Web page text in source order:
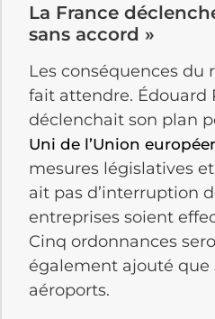
La France
sans accord »
Les conséquences
fait attendre. Édouard
déclenchait son plan
Uni de l’Union
mesures législatives
ait pas d’interruption
entreprises soient
Cinq ordonnances
également ajouté que
aéroports.